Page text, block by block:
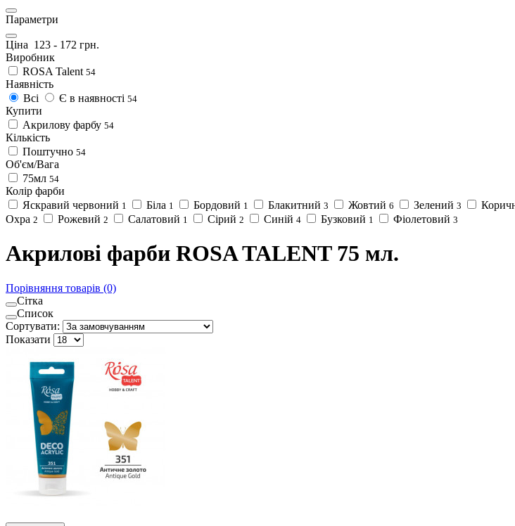
Параметри
Ціна 123 - 172 грн.
Виробник
ROSA Talent 54
Наявність
Всі
Є в наявності 54
Купити
Акрилову фарбу 54
Кількість
Поштучно 54
Об'єм/Вага
75мл 54
Колір фарби
Яскравий червоний 1 Біла 1 Бордовий 1 Блакитний 3 Жовтий 6 Зелений 3
Охра 2 Рожевий 2 Салатовий 1 Сірий 2 Синій 4 Бузковий 1 Фіолетовий 3
Акрилові фарби ROSA TALENT 75 мл.
Порівняння товарів (0)
Сітка
Список
Сортувати:
Показати